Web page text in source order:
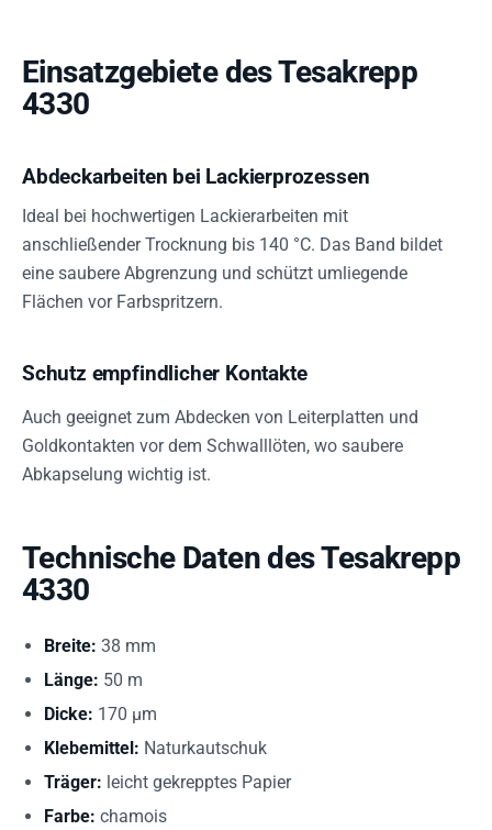
Einsatzgebiete des Tesakrepp
4330
Abdeckarbeiten bei Lackierprozessen
Ideal bei hochwertigen Lackierarbeiten mit
anschließender Trocknung bis 140 °C. Das Band bildet
eine saubere Abgrenzung und schützt umliegende
Flächen vor Farbspritzern.
Schutz empfindlicher Kontakte
Auch geeignet zum Abdecken von Leiterplatten und
Goldkontakten vor dem Schwalllöten, wo saubere
Abkapselung wichtig ist.
Technische Daten des Tesakrepp
4330
Breite: 38 mm
Länge: 50 m
Dicke: 170 µm
Klebemittel: Naturkautschuk
Träger: leicht gekrepptes Papier
Farbe: chamois